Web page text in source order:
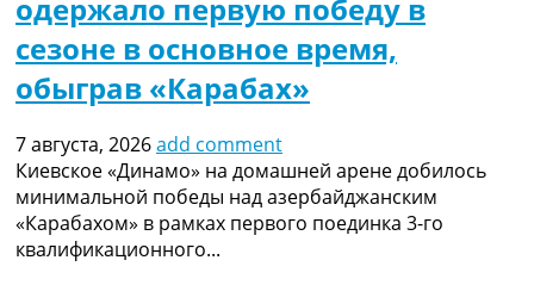
одержало первую победу в
сезоне в основное время,
обыграв «Карабах»
7 августа, 2026add comment
Киевское «Динамо» на домашней арене добилось
минимальной победы над азербайджанским
«Карабахом» в рамках первого поединка 3-го
квалификационного...